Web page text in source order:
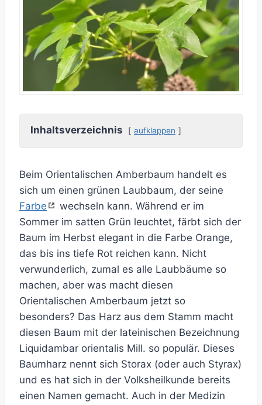
Inhaltsverzeichnis aufklappen
Beim Orientalischen Amberbaum handelt es
sich um einen grünen Laubbaum, der seine
Farbe
wechseln kann. Während er im
Sommer im satten Grün leuchtet, färbt sich der
Baum im Herbst elegant in die Farbe Orange,
das bis ins tiefe Rot reichen kann. Nicht
verwunderlich, zumal es alle Laubbäume so
machen, aber was macht diesen
Orientalischen Amberbaum jetzt so
besonders? Das Harz aus dem Stamm macht
diesen Baum mit der lateinischen Bezeichnung
Liquidambar orientalis Mill. so populär. Dieses
Baumharz nennt sich Storax (oder auch Styrax)
und es hat sich in der Volksheilkunde bereits
einen Namen gemacht. Auch in der Medizin